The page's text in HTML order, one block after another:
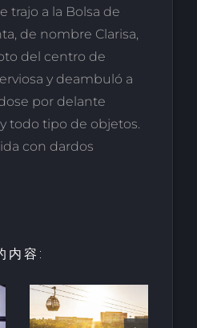
trajo a la Bolsa de
de nombre Clarisa,
del centro de
y deambuló a
por delante
todo tipo de objetos.
con dardos
内容:
HALO垂直
移动项目荣